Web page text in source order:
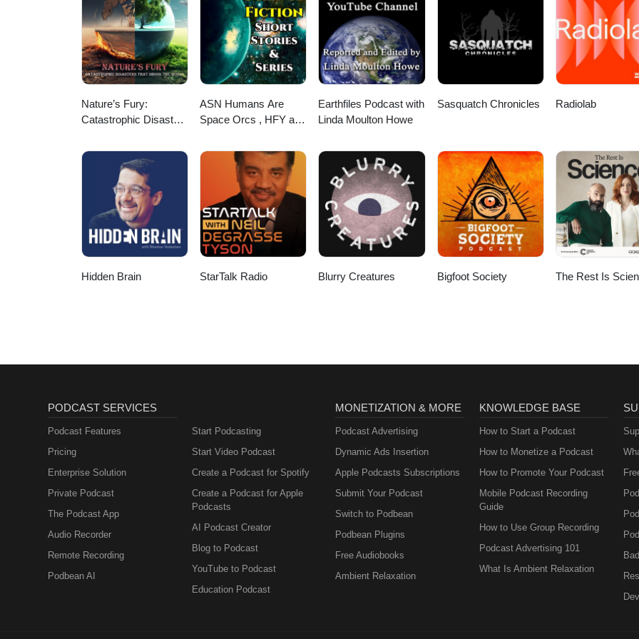
Nature’s Fury:
Catastrophic Disasters
ASN Humans Are
Space Orcs , HFY and
Earthfiles Podcast with
Linda Moulton Howe
Sasquatch Chronicles Radiolab
Hidden Brain StarTalk Radio Blurry Creatures Bigfoot Society The Rest Is
PODCAST SERVICES
Podcast Features
Pricing
Enterprise Solution
Private Podcast
The Podcast App
Audio Recorder
Remote Recording
Podbean AI
Start Podcasting
Start Video Podcast
Create a Podcast for Spotify
Create a Podcast for Apple
Podcasts
AI Podcast Creator
Blog to Podcast
YouTube to Podcast
Education Podcast
MONETIZATION & MORE
Podcast Advertising
Dynamic Ads Insertion
Apple Podcasts Subscriptions
Submit Your Podcast
Switch to Podbean
Podbean Plugins
Free Audiobooks
Ambient Relaxation
KNOWLEDGE BASE
How to Start a Podcast
How to Monetize a Podcast
How to Promote Your Podcast
Mobile Podcast Recording
Guide
How to Use Group Recording
Podcast Advertising 101
What Is Ambient Relaxation